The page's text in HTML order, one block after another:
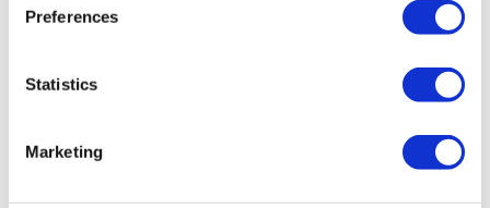
Preferences
Statistics
Marketing
Aggiungi la Tua Clinica